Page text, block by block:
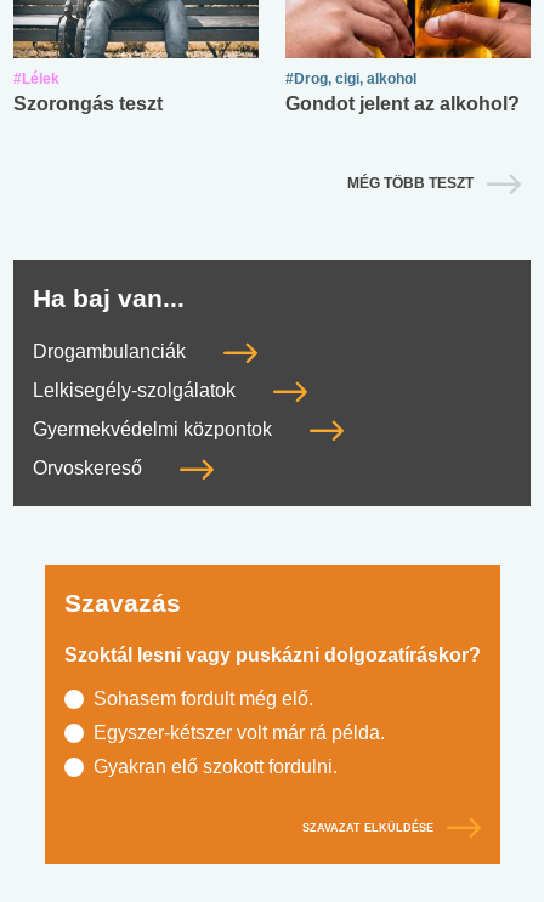
#Lélek
Szorongás teszt
#Drog, cigi, alkohol
Gondot jelent az alkohol?
MÉG TÖBB TESZT
Ha baj van...
Drogambulanciák
Lelkisegély-szolgálatok
Gyermekvédelmi központok
Orvoskereső
Szavazás
Szoktál lesni vagy puskázni dolgozatíráskor?
Sohasem fordult még elő.
Egyszer-kétszer volt már rá példa.
Gyakran elő szokott fordulni.
SZAVAZAT ELKÜLDÉSE